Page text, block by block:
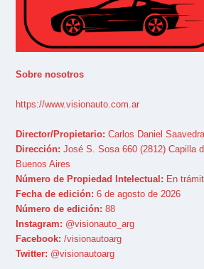
Sobre nosotros
https://www.visionauto.com.ar
Director/Propietario: Carlos Daniel Saavedra
Dirección: José S. Sosa 660 (2812) Capilla
Buenos Aires
Número de Propiedad Intelectual: En
Fecha de edición: 6 de agosto de 2026
Número de edición: 88
Instagram: @visionauto_arg
Facebook: /visionautoarg
Twitter: @visionautoarg